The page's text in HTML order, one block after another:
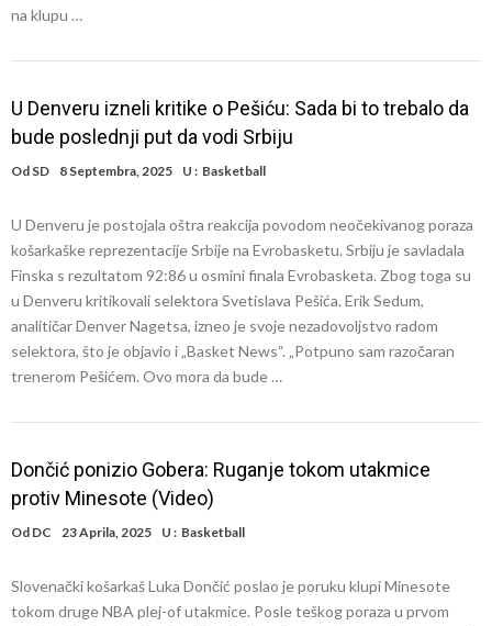
na klupu …
U Denveru izneli kritike o Pešiću: Sada bi to trebalo da
bude poslednji put da vodi Srbiju
Od SD 8 Septembra, 2025 U : Basketball
U Denveru je postojala oštra reakcija povodom neočekivanog poraza
košarkaške reprezentacije Srbije na Evrobasketu. Srbiju je savladala
Finska s rezultatom 92:86 u osmini finala Evrobasketa. Zbog toga su
u Denveru kritikovali selektora Svetislava Pešića. Erik Sedum,
analitičar Denver Nagetsa, izneo je svoje nezadovoljstvo radom
selektora, što je objavio i „Basket News“. „Potpuno sam razočaran
trenerom Pešićem. Ovo mora da bude …
Dončić ponizio Gobera: Ruganje tokom utakmice
protiv Minesote (Video)
Od DC 23 Aprila, 2025 U : Basketball
Slovenački košarkaš Luka Dončić poslao je poruku klupi Minesote
tokom druge NBA plej-of utakmice. Posle teškog poraza u prvom